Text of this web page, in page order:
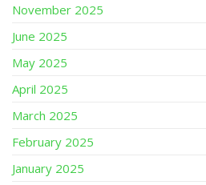
November 2025
June 2025
May 2025
April 2025
March 2025
February 2025
January 2025